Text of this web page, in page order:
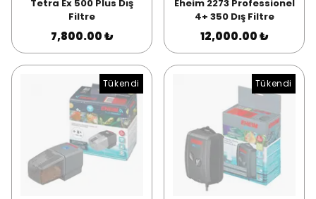
Tetra Ex 500 Plus Dış
Filtre
7,800.00 ₺
Eheim 2273 Professionel
4+ 350 Dış Filtre
12,000.00 ₺
Tükendi Tükendi